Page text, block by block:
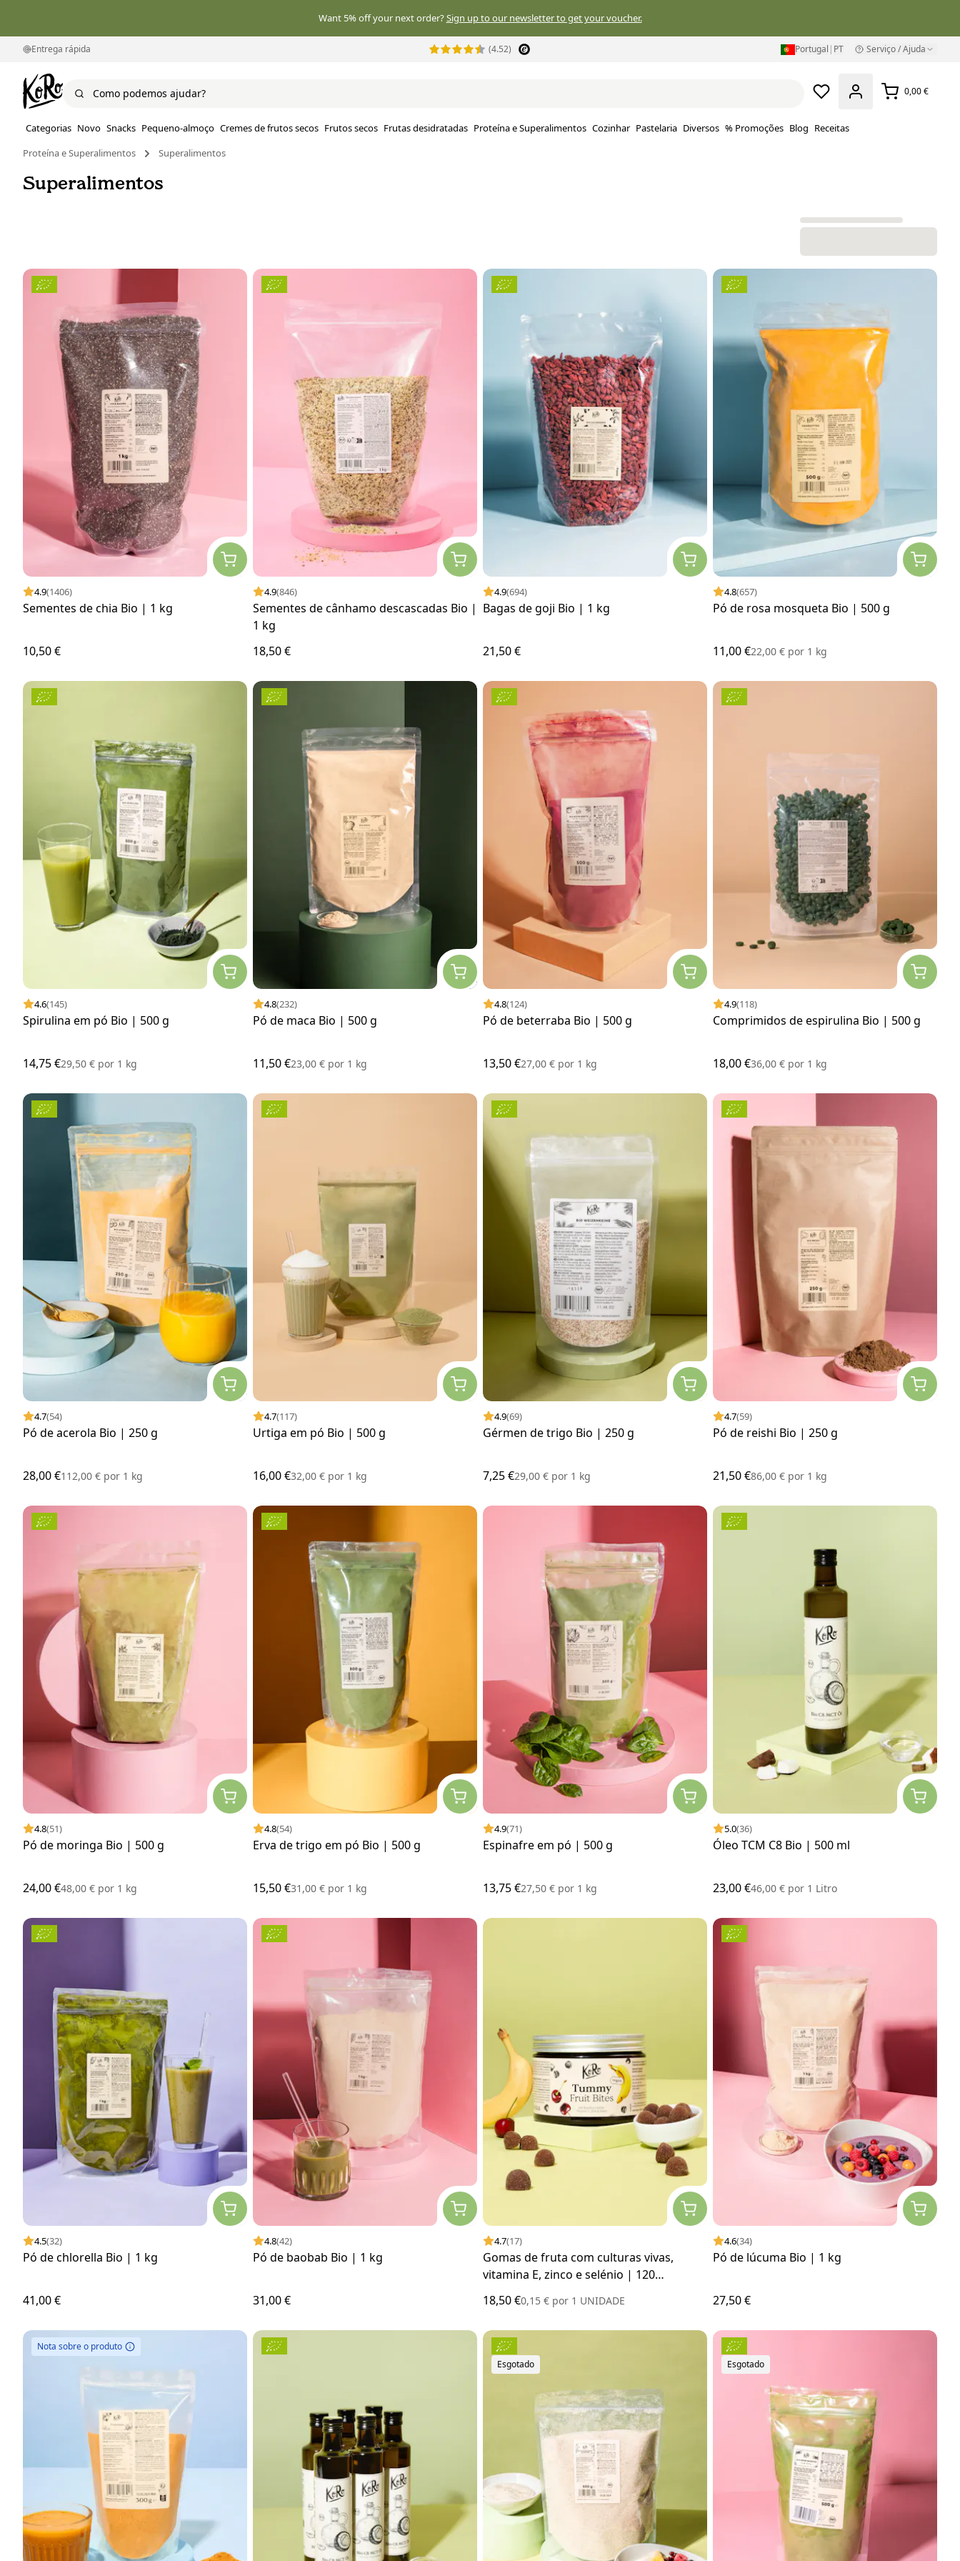
Want 5% off your next order?Sign up to our newsletter to get your voucher.
Entrega rápida (4.52) Portugal | PT Serviço / Ajuda
0,00 €
Categorias Novo Snacks Pequeno-almoço Cremes de frutos secos Frutos secos Frutas desidratadas Proteína e Superalimentos Cozinhar Pastelaria Diversos % Promoções Blog Receitas
Proteína e Superalimentos
Superalimentos
Superalimentos
4.9(1406)
Sementes de chia Bio | 1 kg
10,50 €
4.9(846)
Sementes de cânhamo descascadas Bio |
1 kg
18,50 €
4.9(694)
Bagas de goji Bio | 1 kg
21,50 €
4.8(657)
Pó de rosa mosqueta Bio | 500 g
11,00 €22,00 € por 1 kg
4.6(145)
Spirulina em pó Bio | 500 g
14,75 €29,50 € por 1 kg
4.8(232)
Pó de maca Bio | 500 g
11,50 €23,00 € por 1 kg
4.8(124)
Pó de beterraba Bio | 500 g
13,50 €27,00 € por 1 kg
4.9(118)
Comprimidos de espirulina Bio | 500 g
18,00 €36,00 € por 1 kg
4.7(54)
Pó de acerola Bio | 250 g
28,00 €112,00 € por 1 kg
4.7(117)
Urtiga em pó Bio | 500 g
16,00 €32,00 € por 1 kg
4.9(69)
Gérmen de trigo Bio | 250 g
7,25 €29,00 € por 1 kg
4.7(59)
Pó de reishi Bio | 250 g
21,50 €86,00 € por 1 kg
4.8(51)
Pó de moringa Bio | 500 g
24,00 €48,00 € por 1 kg
4.8(54)
Erva de trigo em pó Bio | 500 g
15,50 €31,00 € por 1 kg
4.9(71)
Espinafre em pó | 500 g
13,75 €27,50 € por 1 kg
5.0(36)
Óleo TCM C8 Bio | 500 ml
23,00 €46,00 € por 1 Litro
4.5(32)
Pó de chlorella Bio | 1 kg
41,00 €
4.8(42)
Pó de baobab Bio | 1 kg
31,00 €
4.7(17)
Gomas de fruta com culturas vivas,
vitamina E, zinco e selénio | 120
unidades
18,50 €0,15 € por 1 UNIDADE
4.6(34)
Pó de lúcuma Bio | 1 kg
27,50 €
Nota sobre o produto
Esgotado
Esgotado